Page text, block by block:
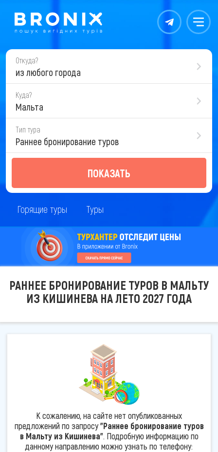
Контакты Меню
Откуда?
из любого города
Куда?
Мальта
Тип тура
Раннее бронирование туров
ПОКАЗАТЬ
Горящие туры Туры
РАННЕЕ БРОНИРОВАНИЕ ТУРОВ В МАЛЬТУ
ИЗ КИШИНЕВА НА ЛЕТО 2027 ГОДА
К сожалению, на сайте нет опубликованных
предложений по запросу"Раннее бронирование туров
в Мальту из Кишинева". Подробную информацию по
данному направлению можно узнать по телефону: